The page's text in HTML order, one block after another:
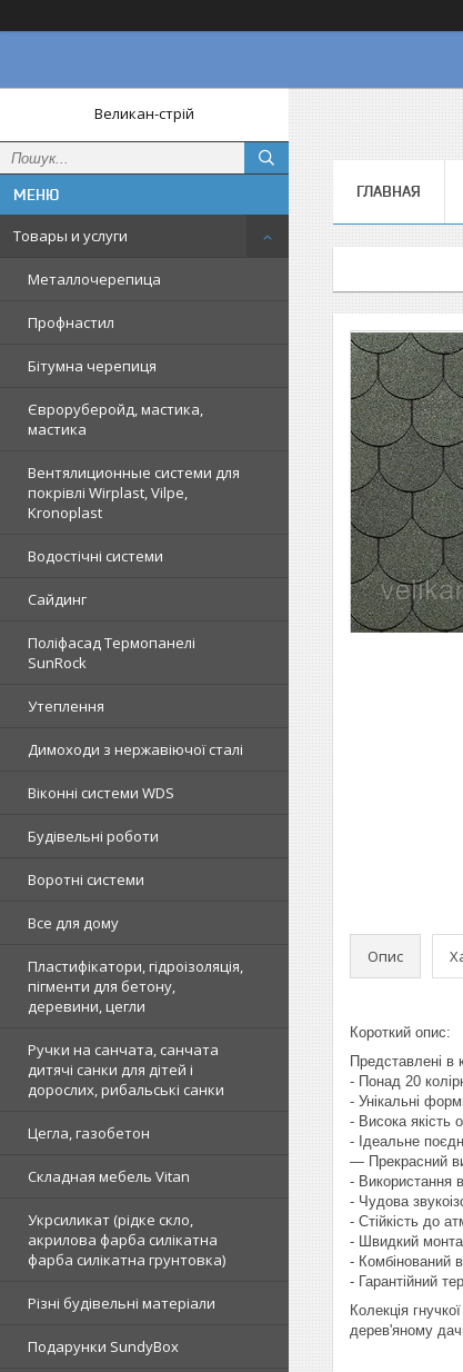
Великан-стрій
Товары и услуги
Металлочерепица
Профнастил
Бітумна черепиця
Євроруберойд, мастика,
мастика
Вентялиционные системи для
покрівлі Wirplast, Vilpe,
Kronoplast
Водостічні системи
Сайдинг
Поліфасад Термопанелі
SunRock
Утеплення
Димоходи з нержавіючої сталі
Віконні системи WDS
Будівельні роботи
Воротні системи
Все для дому
Пластифікатори, гідроізоляція,
пігменти для бетону,
деревини, цегли
Ручки на санчата, санчата
дитячі санки для дітей і
дорослих, рибальські санки
Цегла, газобетон
Складная мебель Vitan
Укрсиликат (рідке скло,
акрилова фарба силікатна
фарба силікатна грунтовка)
Різні будівельні матеріали
Подарунки SundyBox
ГЛАВНАЯ
Опис
Короткий опис:
Представлені
- Понад 20
- Унікальні
- Висока якість
- Ідеальне
— Прекрасний
- Використання
- Чудова
- Стійкість до
- Швидкий
- Комбінований
- Гарантійний
Колекція
дерев'яному